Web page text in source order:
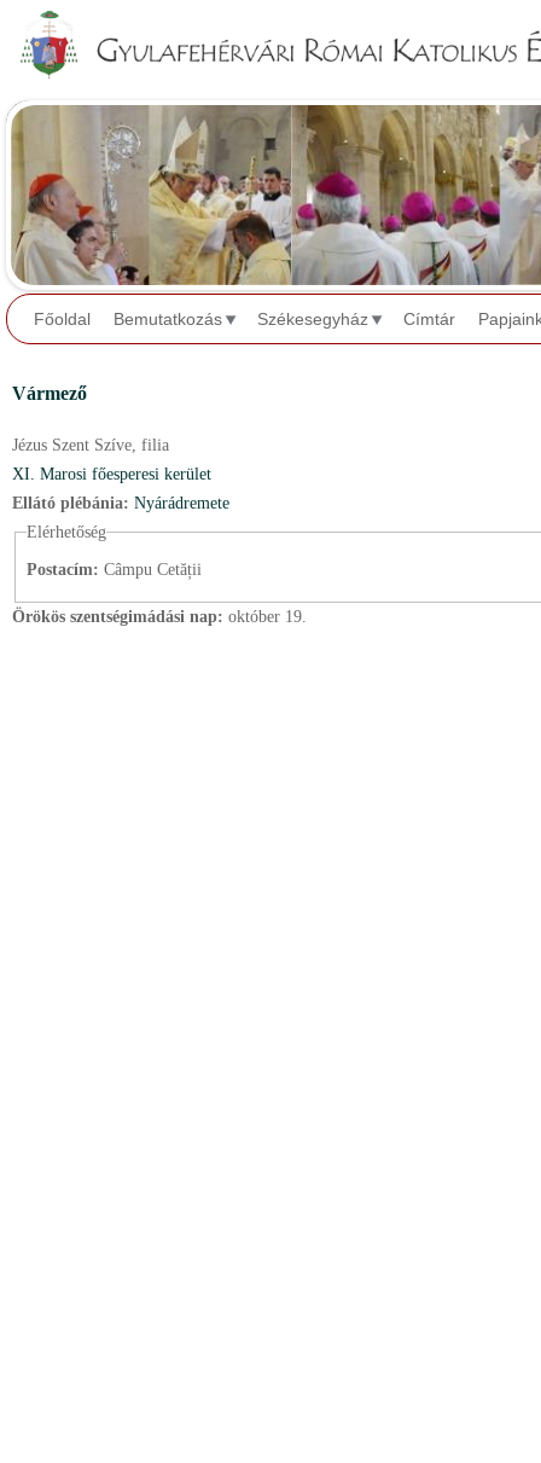
Főoldal Bemutatkozás Székesegyház Címtár
Vármező
Jézus Szent Szíve, filia
XI. Marosi főesperesi kerület
Ellátó plébánia: Nyárádremete
Elérhetőség
Postacím: Câmpu Cetății
Örökös szentségimádási nap: október 19.